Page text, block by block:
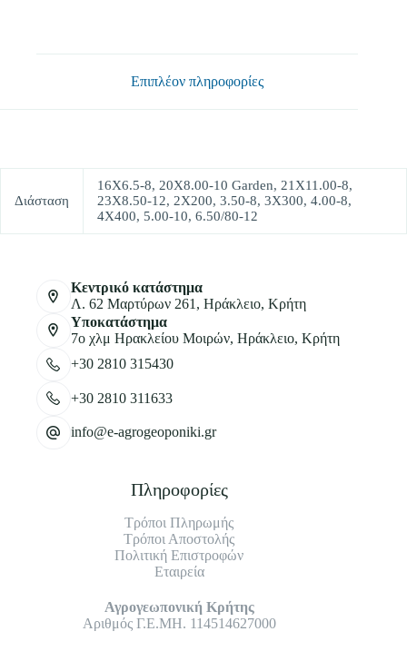
Επιπλέον πληροφορίες
Διάσταση
16Χ6.5-8, 20Χ8.00-10 Garden, 21Χ11.00-8,
23X8.50-12, 2X200, 3.50-8, 3X300, 4.00-8,
4X400, 5.00-10, 6.50/80-12
Κεντρικό κατάστημα
Λ. 62 Μαρτύρων 261, Ηράκλειο, Κρήτη
Υποκατάστημα
7ο χλμ Ηρακλείου Μοιρών, Ηράκλειο, Κρήτη
+30 2810 315430
+30 2810 311633
info@e-agrogeoponiki.gr
Πληροφορίες
Τρόποι Πληρωμής
Τρόποι Αποστολής
Πολιτική Επιστροφών
Εταιρεία
Αγρογεωπονική Κρήτης
Αριθμός Γ.Ε.ΜΗ. 114514627000